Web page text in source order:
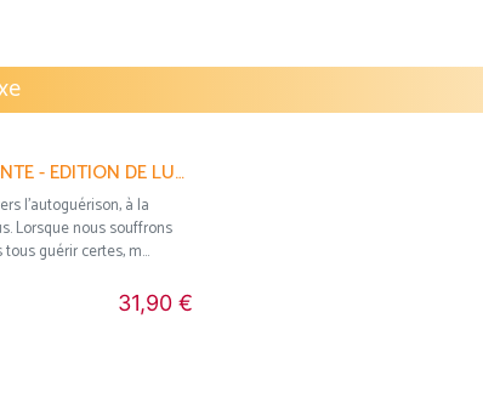
MA BIBLE DU YOGA SANTE - EDITION DE LUXE SOPHIE PENSA
l’autoguérison, à la
Lorsque nous souffrons
guérir certes, m...
31,90 €